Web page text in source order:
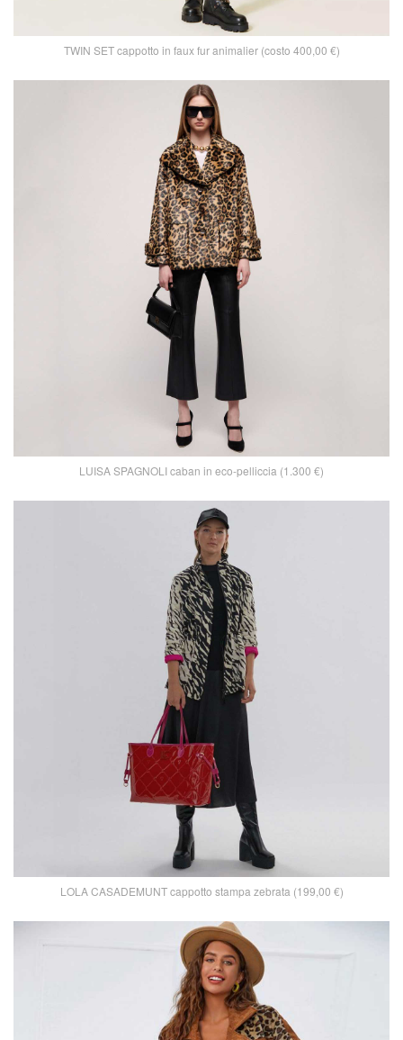
TWIN SET cappotto in faux fur animalier (costo 400,00 €)
LUISA SPAGNOLI caban in eco-pelliccia (1.300 €)
LOLA CASADEMUNT cappotto stampa zebrata (199,00 €)